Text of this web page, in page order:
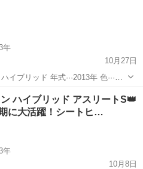
年
10月27日
イブリッド 年式···2013年 色···ブ
···修復歴なし 車検有効期限 年
ッド ...
ウン ハイブリッド
ン ハイブリッド アスリートS👑
に大活躍！シートヒ…
年
10月8日